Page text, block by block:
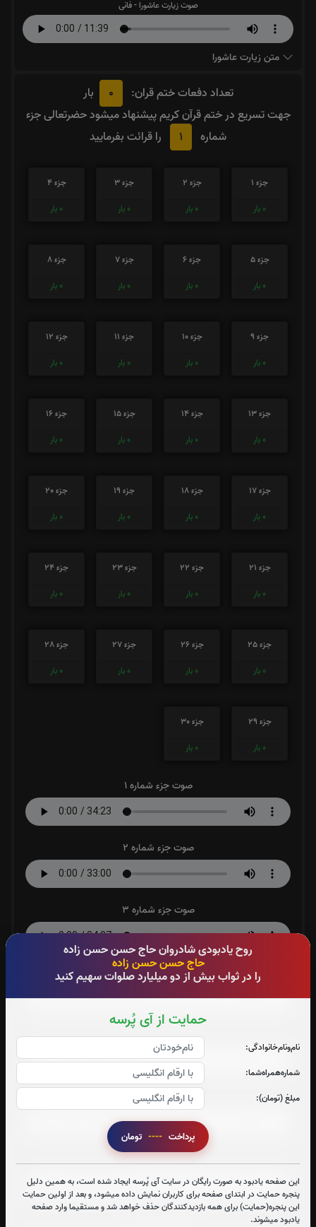
روح یادبودی شادروان حاج حسن حسن زاده
حاج حسن حسن زاده
را در ثواب بیش از دو میلیارد صلوات سهیم کنید
حمایت از آی پُرسه
نام‌و‌نام‌خانوادگی:
شماره‌همراه‌شما:
مبلغ (تومان):
پرداخت ----
این صفحه یادبود به صورت رایگان در سایت آی پُرسه ایجاد شده است، به همین دلیل
پنجره حمایت در ابتدای صفحه برای کاربران نمایش داده میشود، و بعد از اولین حمایت
این پنجره(حمایت) برای همه بازدیدکنندگان حذف خواهد شد و مستقیما وارد صفحه
یادبود میشوند.
صوت زیارت عاشورا - فانی
متن زیارت عاشورا
تعداد دفعات ختم قران: 0
بار
جهت تسریع در ختم قرآن کریم پیشنهاد میشود حضرتعالی جزء
شماره
1 را قرائت بفرمایید
جزء 1
0 بار
جزء 2
0 بار
جزء 3
0 بار
جزء 4
0 بار
جزء 5
0 بار
جزء 6
0 بار
جزء 7
0 بار
جزء 8
0 بار
جزء 9
0 بار
جزء 10
0 بار
جزء 11
0 بار
جزء 12
0 بار
جزء 13
0 بار
جزء 14
0 بار
جزء 15
0 بار
جزء 16
0 بار
جزء 17
0 بار
جزء 18
0 بار
جزء 19
0 بار
جزء 20
0 بار
جزء 21
0 بار
جزء 22
0 بار
جزء 23
0 بار
جزء 24
0 بار
جزء 25
0 بار
جزء 26
0 بار
جزء 27
0 بار
جزء 28
0 بار
جزء 29
0 بار
جزء 30
0 بار
صوت جزء شماره 1
صوت جزء شماره 2
صوت جزء شماره 3
صوت جزء شماره 4
صوت جزء شماره 5
صوت جزء شماره 6
صوت جزء شماره 7